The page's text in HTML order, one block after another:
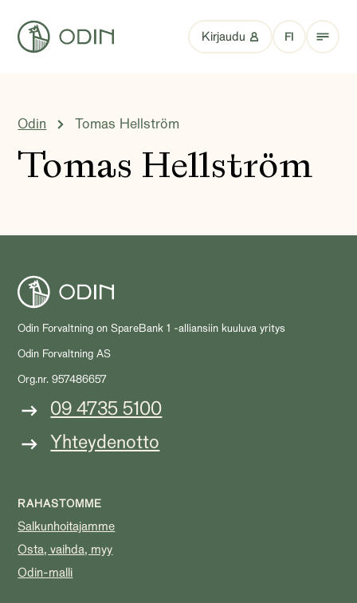
Kirjaudu FI
Odin Tomas Hellström
Tomas Hellström
Odin Forvaltning on SpareBank 1 -alliansiin kuuluva yritys
Odin Forvaltning AS
Org.nr. 957486657
09 4735 5100
Yhteydenotto
RAHASTOMME
Salkunhoitajamme
Osta, vaihda, myy
Odin-malli